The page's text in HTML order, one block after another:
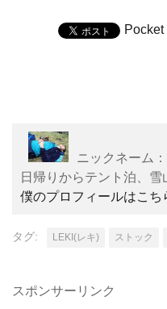
Pocket
ニックネーム
日帰りからテント泊、雪
僕のプロフィールはこち
タグ: LEKI(レキ) ストック
スポンサーリンク